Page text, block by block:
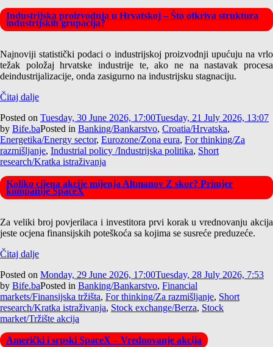
Industrijska proizvodnja u Hrvatskoj – Što otkriva struktura
industrijskih grupacija?
Najnoviji statistički podaci o industrijskoj proizvodnji upućuju na vrlo
težak položaj hrvatske industrije te, ako ne na nastavak procesa
deindustrijalizacije, onda zasigurno na industrijsku stagnaciju.
Čitaj dalje
Posted on Tuesday, 30 June 2026, 17:00Tuesday, 21 July 2026, 13:07
by Bife.baPosted in Banking/Bankarstvo, Croatia/Hrvatska,
Energetika/Energy sector, Eurozone/Zona eura, For thinking/Za
razmišljanje, Industrial policy /Industrijska politika, Short
research/Kratka istraživanja
Koliko cijena akcije mijenja Altmanov Z skor? Primjer
kompanije SpaceX
Za veliki broj povjerilaca i investitora prvi korak u vrednovanju akcija
jeste ocjena finansijskih poteškoća sa kojima se susreće preduzeće.
Čitaj dalje
Posted on Monday, 29 June 2026, 17:00Tuesday, 28 July 2026, 7:53
by Bife.baPosted in Banking/Bankarstvo, Financial
markets/Finansijska tržišta, For thinking/Za razmišljanje, Short
research/Kratka istraživanja, Stock exchange/Berza, Stock
market/Tržište akcija
Američki i srpski SpaceX – Vrednovanje akcija